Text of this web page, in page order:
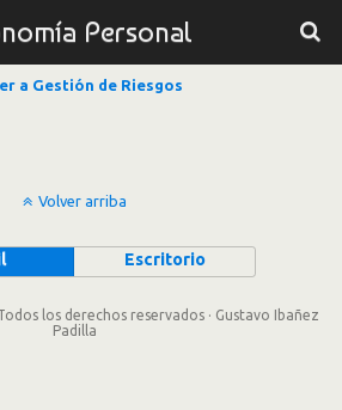
Personal
a Gestión de Riesgos
Volver arriba
Escritorio
los derechos reservados · Gustavo Ibañez
Padilla